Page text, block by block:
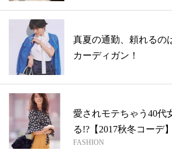
真夏の通勤、頼れるの
カーディガン！
愛されモテちゃう40代
る!?【2017秋冬コーデ】
FASHION